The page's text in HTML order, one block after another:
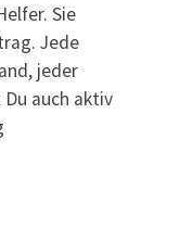
Sie
Jede
jeder
auch aktiv